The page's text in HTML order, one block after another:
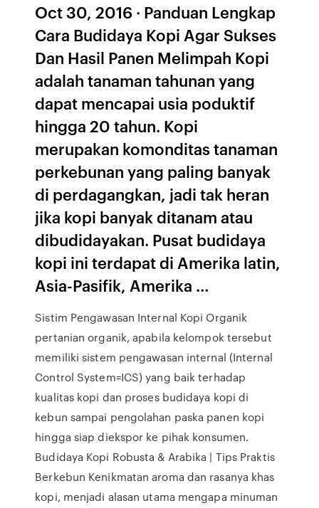
Oct 30, 2016 · Panduan Lengkap
Cara Budidaya Kopi Agar Sukses
Dan Hasil Panen Melimpah Kopi
adalah tanaman tahunan yang
dapat mencapai usia poduktif
hingga 20 tahun. Kopi
merupakan komonditas tanaman
perkebunan yang paling banyak
di perdagangkan, jadi tak heran
jika kopi banyak ditanam atau
dibudidayakan. Pusat budidaya
kopi ini terdapat di Amerika latin,
Asia-Pasifik, Amerika …
Sistim Pengawasan Internal Kopi Organik
pertanian organik, apabila kelompok tersebut
memiliki sistem pengawasan internal (Internal
Control System=ICS) yang baik terhadap
kualitas kopi dan proses budidaya kopi di
kebun sampai pengolahan paska panen kopi
hingga siap diekspor ke pihak konsumen.
Budidaya Kopi Robusta & Arabika | Tips Praktis
Berkebun Kenikmatan aroma dan rasanya khas
kopi, menjadi alasan utama mengapa minuman